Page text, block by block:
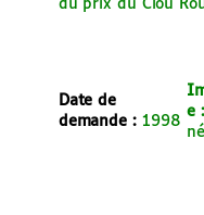
du prix du Clou
Date de
demande : 1998
e :